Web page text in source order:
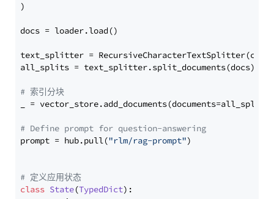
)
docs = loader.load()
text_splitter =
all_splits = text_splitter.split_documents(docs)
# 索引分块
_ = vector_store.add_documents(documents=all_splits)
# Define prompt for question-answering
prompt = hub.pull("rlm/rag-prompt")
# 定义应用状态
class State(TypedDict):